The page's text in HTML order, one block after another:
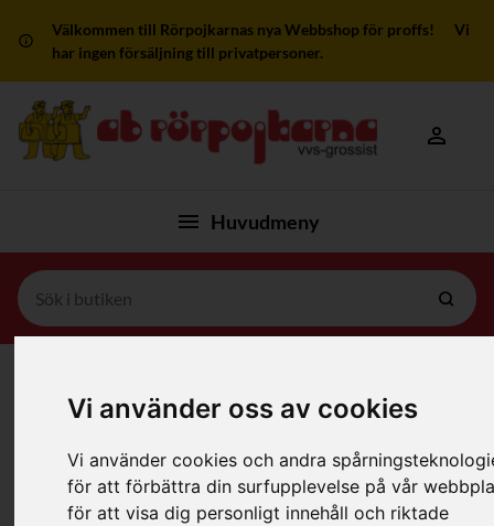
Vi använder oss av cookies
Vi använder cookies och andra
för att förbättra din surfupplevelse på vår
för att visa dig personligt innehåll och riktade
Välkommen till Rörpojkarnas nya Webbshop för proffs! Vi
har ingen försäljning till privatpersoner.
Mitt
Huvudmeny
Isotube Isolering
Filter